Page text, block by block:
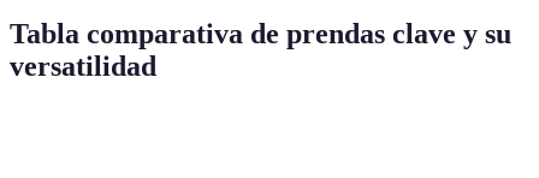
Tabla comparativa de prendas clave y su
versatilidad